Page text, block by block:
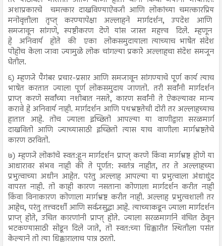
अशाप्रकारचे चमत्कार दाखविण्याऐवजी आणि लोकांच्या चमत्कारप्रिय
मनोवृत्तीला तृप्त् करण्यापेक्षा अल्लाहने मार्गदर्शन, उपदेश आणि
समजावून सांगणे, स्पष्टीकरण देणे यांस जास्त महत्त्व दिले. म्हणून
हे अनिवार्य होते की एका लोकसमुदायाला त्याच्याच भाषेत संदेश
पोहोच केला जावा ज्यामुळे लोक चांगल्या प्रकारे अल्लाहचा संदेश समजून
घेतील.
६) म्हणजे पैगंबर प्रचार-प्रसार आणि समजावून सांगण्याचे पूर्ण कार्य त्याच
भाषेत करतात ज्याला पूर्ण लोकसमुदाय जाणतो. तरी सर्वांनी मार्गदर्शन
प्राप्त् करणे सर्वांच्या नशीबात नसते, कारण सर्वांनी ते ऐकल्यावर मान्य
करावे हे अनिवार्य नाही. मार्गदर्शन आणि पथभ्रष्टतेची दोरी तर अल्लाहच्याच
हातात आहे. तोच ज्याला इच्छितो आपल्या या वाणीद्वारा सरळमार्ग
दाखवितो आणि ज्याच्यासाठी इच्छितो त्यास याच वाणीला मार्गभ्रष्टतेचे
कारण ठरवितो.
७) म्हणजे लोकांचे स्वत:हून मार्गदर्शन प्राप्त् करणे किंवा मार्गभ्रष्ट होणे या
आधारावर संभव नाही की ते पूर्णत: स्वतंत्र नाहीत, तर ते अल्लाहच्या
प्रभुत्वाच्या अधीन आहेत. परंतु अल्लाह आपल्या या प्रभुत्वाला अंधाधुंद
वापरत नाही. तो काही कारण नसताना कोणाला मार्गदर्शन करीत नाही
किंवा विनाकारण कोणाला मार्गभ्रष्ट करीत नाही. अल्लाह प्रभुत्वशाली तर
आहेच, परंतु तत्त्वदर्शी आणि सर्वज्ञसुद्धा आहे. त्याच्याकडून ज्याला मार्गदर्शन
प्राप्त् होते, उचित कारणांनी प्राप्त् होते. ज्याला सरळमार्गाने वंचित ठेवून
भटकण्यासाठी सोडून दिले जाते, तो स्वत:च्या धिक्कारीत स्थितीला पसंत
केल्याने तो त्या धिक्कारालाच पात्र ठरतो.